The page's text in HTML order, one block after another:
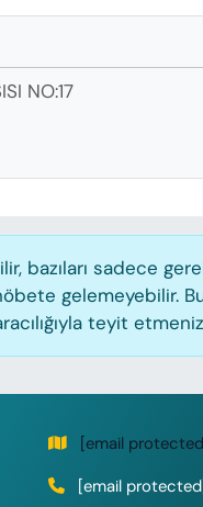
NO:17
bazıları sadece
gelemeyebilir.
teyit
[email
[email